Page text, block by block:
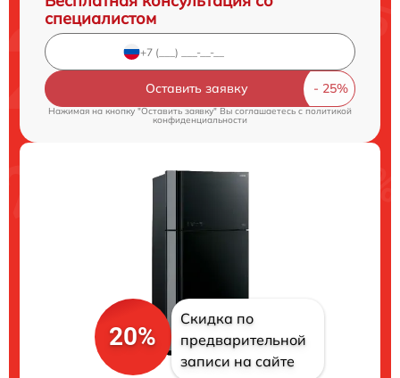
специалистом
Оставить заявку
Нажимая на кнопку "Оставить заявку" Вы соглашаетесь cполитикой
конфиденциальности
20%
Скидка по
предварительной
записи на сайте